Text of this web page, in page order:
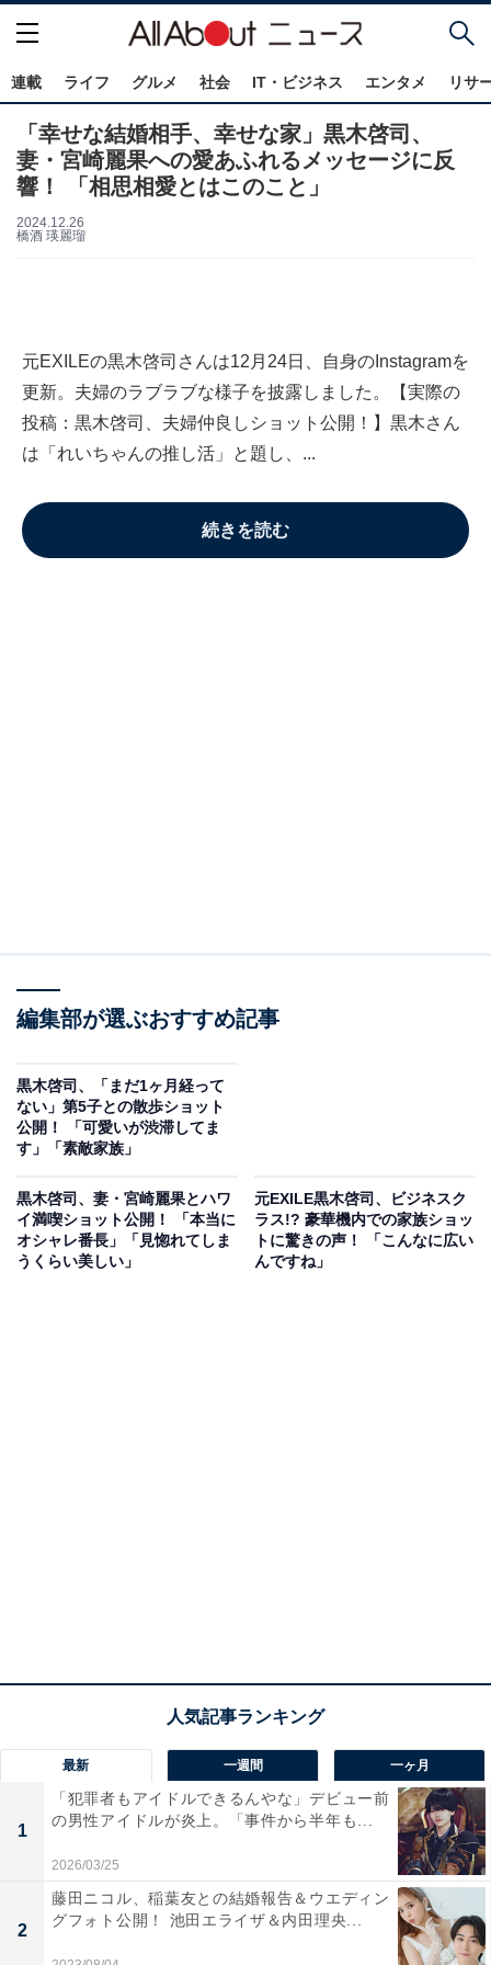
連載 ライフ グルメ 社会 IT・ビジネス エンタメ リサ
「幸せな結婚相手、幸せな家」黒木啓司、
妻・宮崎麗果への愛あふれるメッセージに反
響！ 「相思相愛とはこのこと」
2024.12.26
橋酒 瑛麗瑠
元EXILEの黒木啓司さんは12月24日、自身のInstagramを
更新。夫婦のラブラブな様子を披露しました。【実際の
投稿：黒木啓司、夫婦仲良しショット公開！】黒木さん
は「れいちゃんの推し活」と題し、...
続きを読む
編集部が選ぶおすすめ記事
黒木啓司、「まだ1ヶ月経って
ない」第5子との散歩ショット
公開！ 「可愛いが渋滞してま
す」「素敵家族」
黒木啓司、妻・宮崎麗果とハワ
イ満喫ショット公開！ 「本当に
オシャレ番長」「見惚れてしま
うくらい美しい」
元EXILE黒木啓司、ビジネスク
ラス!? 豪華機内での家族ショッ
トに驚きの声！ 「こんなに広い
んですね」
最新 一週間 一ヶ月
1
「犯罪者もアイドルできるんやな」デビュー前
の男性アイドルが炎上。「事件から半年も...
2026/03/25
2
藤田ニコル、稲葉友との結婚報告＆ウエディン
グフォト公開！ 池田エライザ＆内田理央...